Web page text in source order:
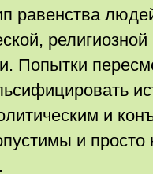
равенства
Попытки
и
и